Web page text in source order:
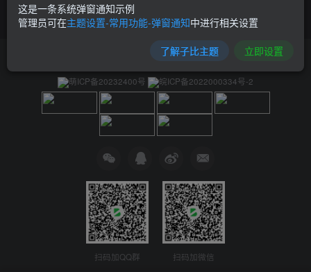
萌ICP备20232400号 皖ICP备2022000334号-2
扫码加QQ群 扫码加微信
这是一条系统弹窗通知示例
管理员可在主题设置-常用功能-弹窗通知中进行相关设置
了解子比主题 立即设置